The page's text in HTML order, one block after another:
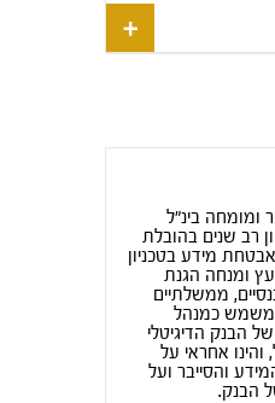
ומומחה בינ"ל
רב שנים בהובלת
מידע בטכניון
ומנחה הגנת
ממשלתיים
משמש כמנהל
הבנק הדיגיטלי
אחראי על
והסייבר ועל
הבנק.